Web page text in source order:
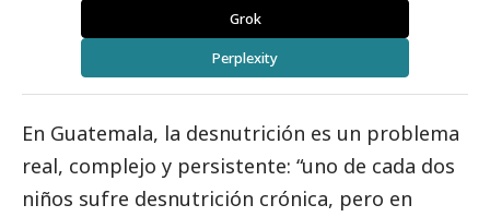
Grok
Perplexity
En Guatemala, la desnutrición es un problema
real, complejo y persistente: “uno de cada dos
niños sufre desnutrición crónica, pero en